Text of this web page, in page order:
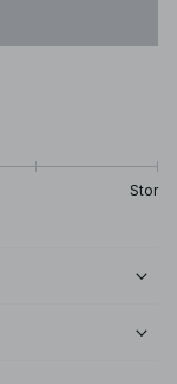
Stor